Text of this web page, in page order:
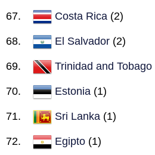
Costa Rica (2)
El Salvador (2)
Trinidad and Tobago
Estonia (1)
Sri Lanka (1)
Egipto (1)